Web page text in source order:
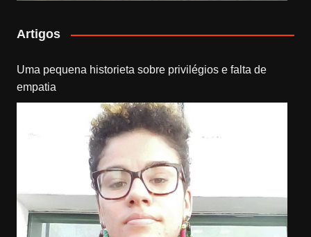
Artigos
Uma pequena historieta sobre privilégios e falta de
empatia